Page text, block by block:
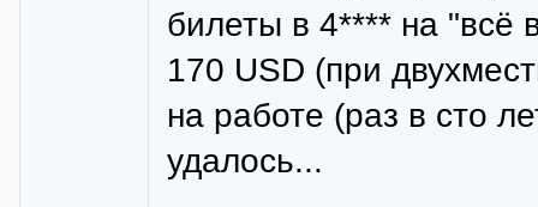
билеты в 4**** на "всё
170 USD (при
на работе (раз в сто
удалось...